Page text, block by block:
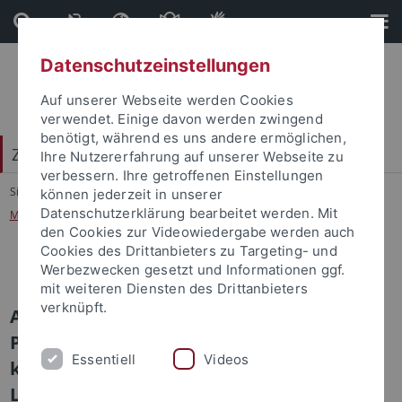
Direkt
zum
Inhalt
Direkt
zur
Fußleiste
Zentrum für Islamische Theologie (ZITh)
Sie sind hier: Startseite
...
Mit dem Propheten Muhammad ins Gespräch kommen?
Mit dem Propheten Muhammad ins Gespräch kommen?
AIWG- Forschungsgruppe: Mit dem
Propheten Muhammad ins Gespräch
kommen? Der Hadith zwischen
Lebensbedeutsamkeit und Diskrepanz in
Datenschutzeinstellungen
Auf unserer Webseite werden Cookies
verwendet. Einige davon werden zwingend
benötigt, während es uns andere ermöglichen,
Ihre Nutzererfahrung auf unserer Webseite zu
verbessern. Ihre getroffenen Einstellungen
können jederzeit in unserer
Datenschutzerklärung bearbeitet werden. Mit
den Cookies zur Videowiedergabe werden auch
Cookies des Drittanbieters zu Targeting- und
Werbezwecken gesetzt und Informationen ggf.
mit weiteren Diensten des Drittanbieters
verknüpft.
Essentiell Videos